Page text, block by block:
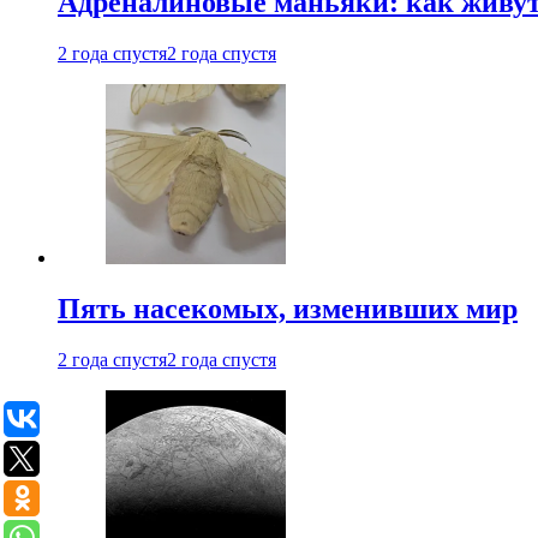
2 года спустя2 года спустя
Пять насекомых, изменивших мир
2 года спустя2 года спустя